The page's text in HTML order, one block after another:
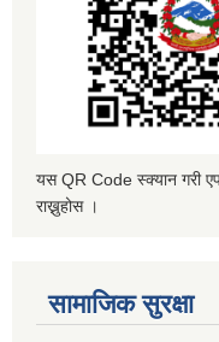
यस QR Code स्क्यान गरी
राख्नुहोस ।
सामाजिक सुरक्षा